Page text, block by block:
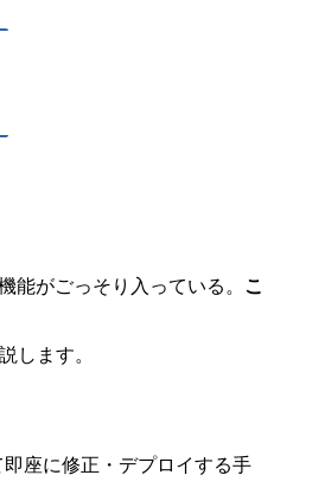
能がごっそり入っている。 こ
します。
座に修正・デプロイする手